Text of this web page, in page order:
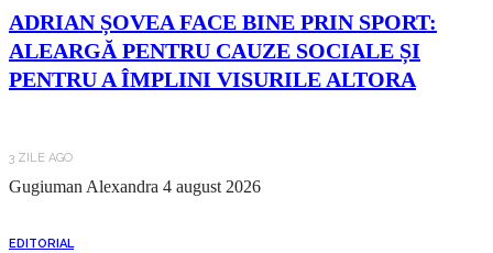
ADRIAN ȘOVEA FACE BINE PRIN SPORT:
ALEARGĂ PENTRU CAUZE SOCIALE ȘI
PENTRU A ÎMPLINI VISURILE ALTORA
3 ZILE AGO
Gugiuman Alexandra 4 august 2026
EDITORIAL